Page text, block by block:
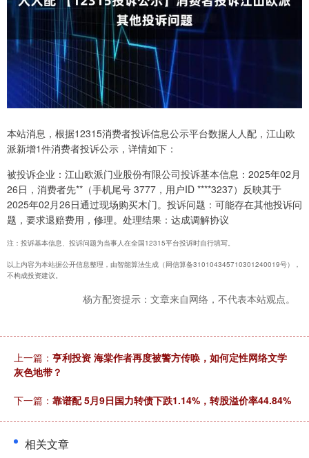
本站消息，根据12315消费者投诉信息公示平台数据人人配，江山欧
派新增1件消费者投诉公示，详情如下：
被投诉企业：江山欧派门业股份有限公司投诉基本信息：2025年02月
26日，消费者先**（手机尾号 3777，用户ID ****3237）反映其于
2025年02月26日通过现场购买木门。投诉问题：可能存在其他投诉问
题，要求退赔费用，修理。处理结果：达成调解协议
注：投诉基本信息、投诉问题为当事人在全国12315平台投诉时自行填写。
以上内容为本站据公开信息整理，由智能算法生成（网信算备310104345710301240019号），
不构成投资建议。
杨方配资提示：文章来自网络，不代表本站观点。
上一篇： 亨利投资 海棠作者再度被警方传唤，如何定性网络文学
灰色地带？
下一篇： 靠谱配 5月9日国力转债下跌1.14%，转股溢价率44.84%
相关文章